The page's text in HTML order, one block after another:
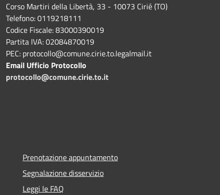
Corso Martiri della Libertà, 33 - 10073 Cirié (TO)
Telefono: 0119218111
Codice Fiscale: 83000390019
Partita IVA: 02084870019
PEC: protocollo@comune.cirie.to.legalmail.it
Email Ufficio Protocollo
protocollo@comune.cirie.to.it
Prenotazione appuntamento
Segnalazione disservizio
Leggi le FAQ